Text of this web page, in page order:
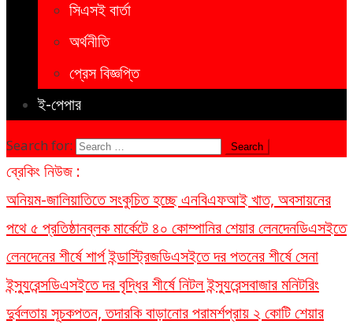
সিএসই বার্তা
অর্থনীতি
প্রেস বিজ্ঞপ্তি
ই-পেপার
Search for:
ব্রেকিং নিউজ :
অনিয়ম-জালিয়াতিতে সংকুচিত হচ্ছে এনবিএফআই খাত, অবসায়নের
পথে ৫ প্রতিষ্ঠানব্লক মার্কেটে ৪০ কোম্পানির শেয়ার লেনদেনডিএসইতে
লেনদেনের শীর্ষে শার্প ইন্ডাস্ট্রিজডিএসইতে দর পতনের শীর্ষে সেনা
ইন্স্যুরেন্সডিএসইতে দর বৃদ্ধির শীর্ষে নিটল ইন্স্যুরেন্সবাজার মনিটরিং
দুর্বলতায় সূচকপতন, তদারকি বাড়ানোর পরামর্শপ্রায় ২ কোটি শেয়ার